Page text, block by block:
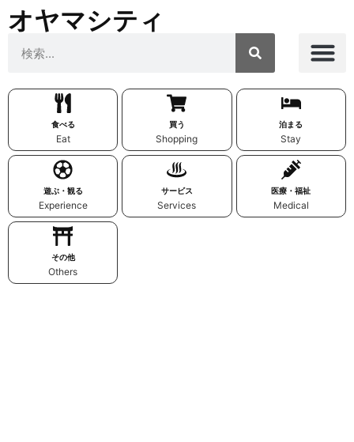
オヤマシティ
食べる
Eat
買う
Shopping
泊まる
Stay
遊ぶ・観る
Experience
サービス
Services
医療・福祉
Medical
その他
Others